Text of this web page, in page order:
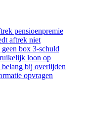
pensioenpremie
aftrek niet
box 3-schuld
loon op
bij overlijden
opvragen